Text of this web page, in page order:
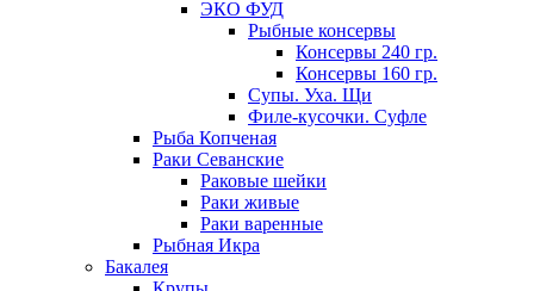
ЭКО ФУД
Рыбные консервы
Консервы 240 гр.
Консервы 160 гр.
Супы. Уха. Щи
Филе-кусочки. Суфле
Рыба Копченая
Раки Севанские
Раковые шейки
Раки живые
Раки варенные
Рыбная Икра
Бакалея